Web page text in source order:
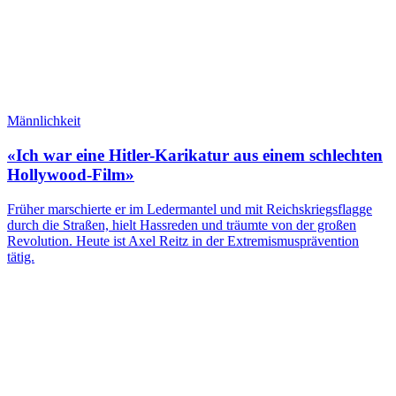
Männlichkeit
«Ich war eine Hitler-Karikatur aus einem schlechten
Hollywood-Film»
Früher marschierte er im Ledermantel und mit Reichskriegsflagge
durch die Straßen, hielt Hassreden und träumte von der großen
Revolution. Heute ist Axel Reitz in der Extremismusprävention
tätig.